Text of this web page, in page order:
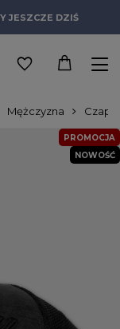
JESZCZE DZIŚ
Mężczyzna Czapki
PROMOCJA
NOWOŚĆ